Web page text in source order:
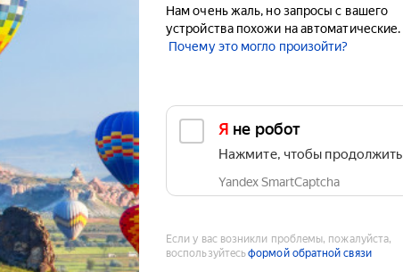
Нам очень жаль, но запросы с вашего
устройства похожи на автоматические.
Почему это могло произойти?
Я не робот
Нажмите, чтобы продолжить
Yandex SmartCaptcha
Если у вас возникли проблемы, пожалуйста,
воспользуйтесьформой обратной связи